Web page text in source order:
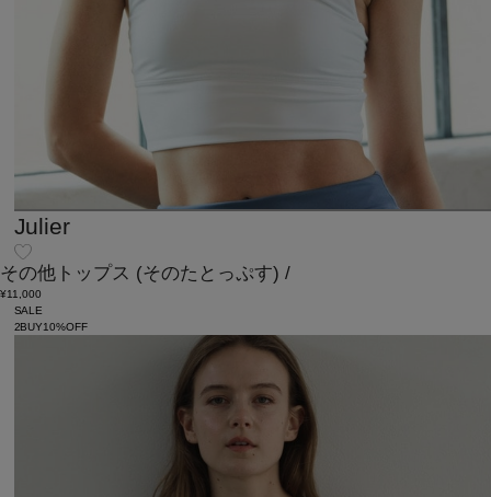
Julier
その他トップス (そのたとっぷす) /
¥11,000
SALE
2BUY10%OFF